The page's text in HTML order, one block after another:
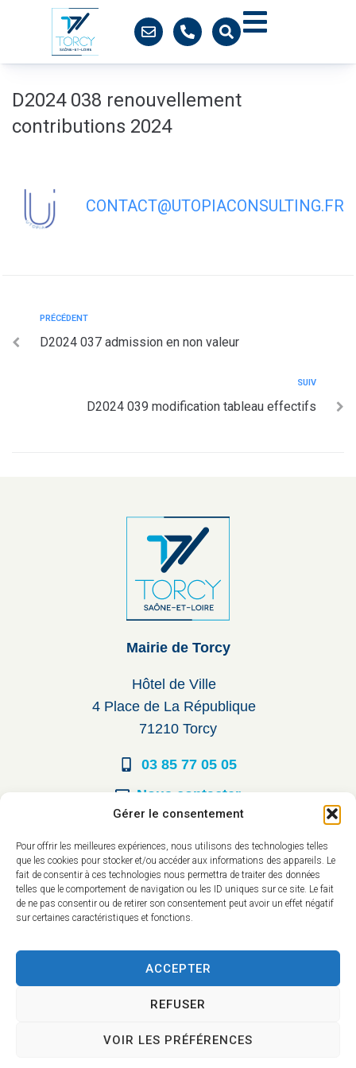
Gérer le consentement
Pour offrir les meilleures expériences, nous utilisons des technologies telles
que les cookies pour stocker et/ou accéder aux informations des appareils. Le
fait de consentir à ces technologies nous permettra de traiter des données
telles que le comportement de navigation ou les ID uniques sur ce site. Le fait
de ne pas consentir ou de retirer son consentement peut avoir un effet négatif
sur certaines caractéristiques et fonctions.
ACCEPTER
REFUSER
VOIR LES PRÉFÉRENCES
D2024 038 renouvellement
contributions 2024
CONTACT@UTOPIACONSULTING.FR
PRÉCÉDENT
D2024 037 admission en non valeur
SUIV
D2024 039 modification tableau effectifs
Mairie de Torcy
Hôtel de Ville
4 Place de La République
71210 Torcy
03 85 77 05 05
Nous contacter
Du lundi au vendredi :
8h30 à 12h00